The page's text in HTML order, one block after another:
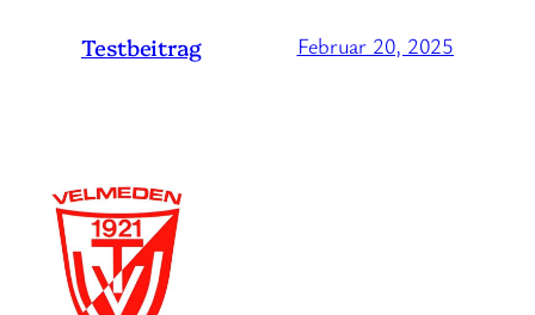
Testbeitrag Februar 20, 2025